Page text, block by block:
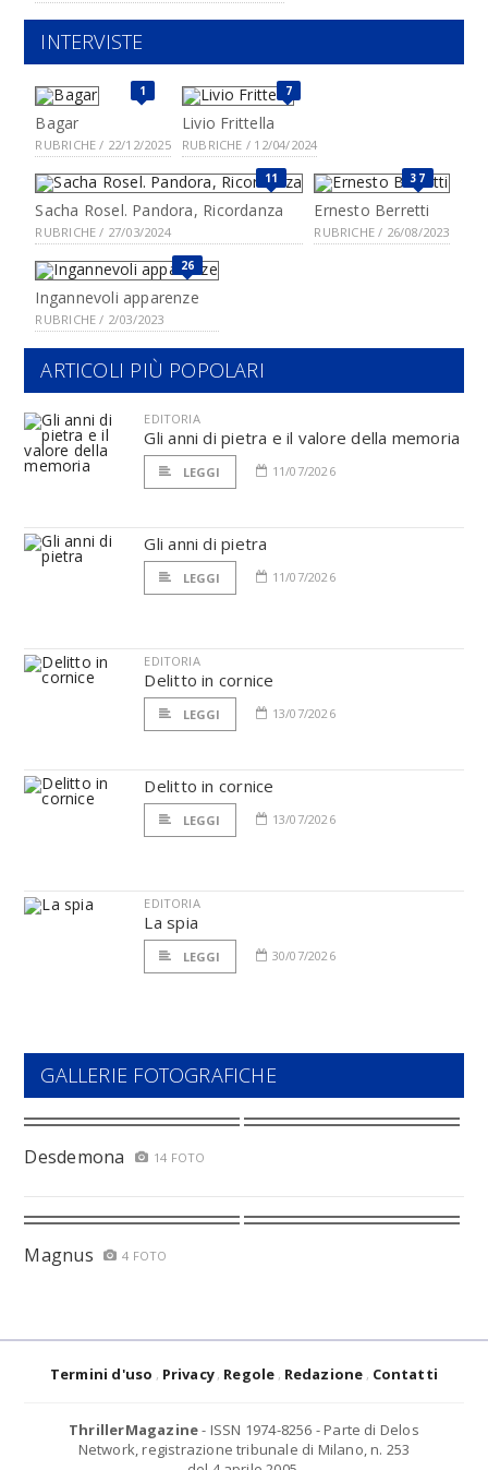
INTERVISTE
1
Bagar
RUBRICHE / 22/12/2025
7
Livio Frittella
RUBRICHE / 12/04/2024
11
Sacha Rosel. Pandora, Ricordanza
RUBRICHE / 27/03/2024
37
Ernesto Berretti
RUBRICHE / 26/08/2023
26
Ingannevoli apparenze
RUBRICHE / 2/03/2023
ARTICOLI PIÙ POPOLARI
EDITORIA
Gli anni di pietra e il valore della memoria
LEGGI 11/07/2026
Gli anni di pietra
LEGGI 11/07/2026
EDITORIA
Delitto in cornice
LEGGI 13/07/2026
Delitto in cornice
LEGGI 13/07/2026
EDITORIA
La spia
LEGGI 30/07/2026
GALLERIE FOTOGRAFICHE
Desdemona 14 FOTO
Magnus 4 FOTO
Termini d'uso Privacy Regole Redazione Contatti
ThrillerMagazine- ISSN 1974-8256 - Parte di Delos
Network, registrazione tribunale di Milano, n. 253